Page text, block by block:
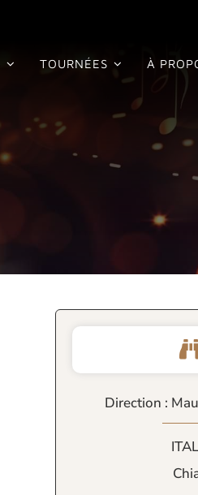
TOURNÉES À
Direction :